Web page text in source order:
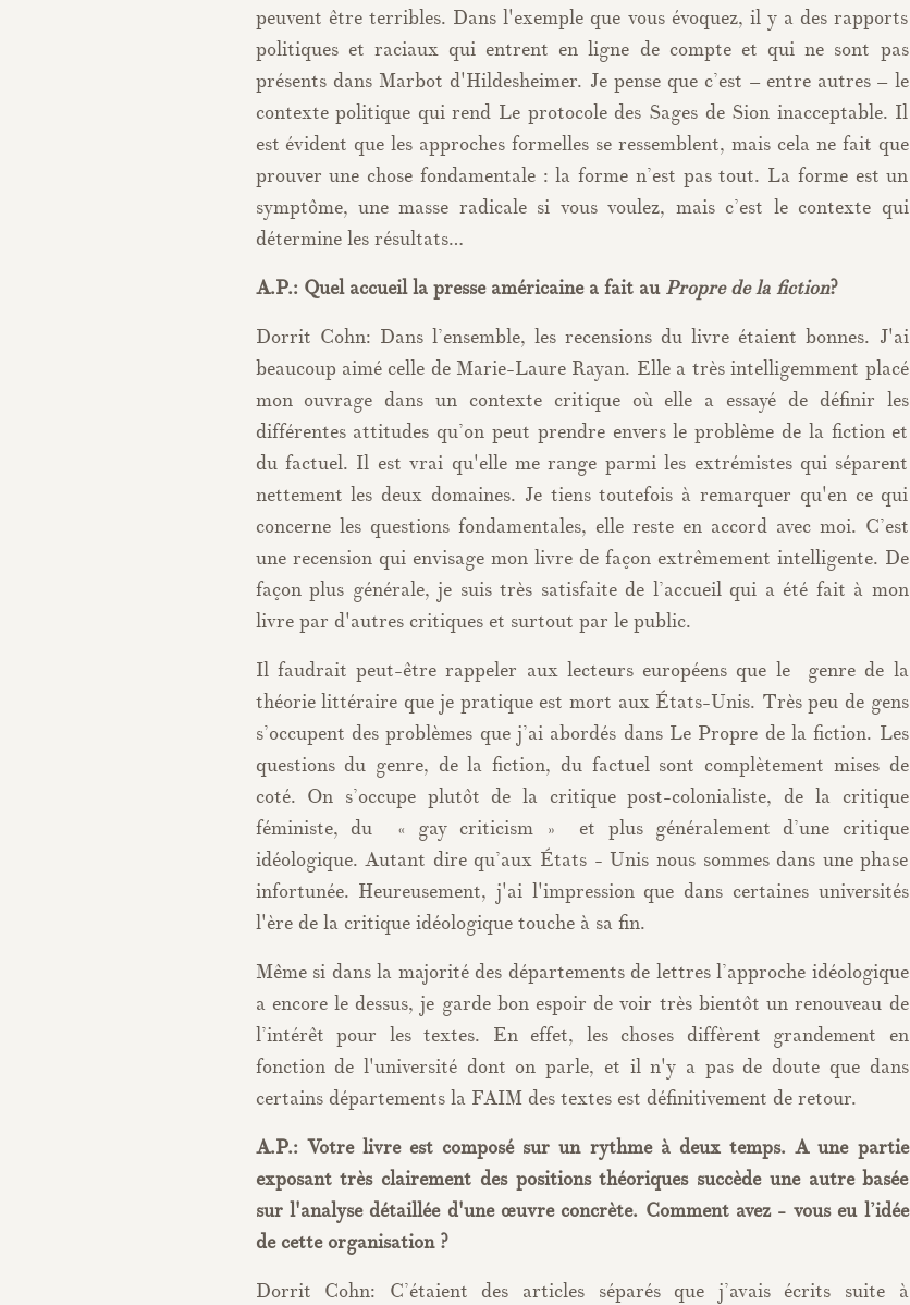
peuvent être terribles. Dans l'exemple que vous évoquez, il y a des rapports
politiques et raciaux qui entrent en ligne de compte et qui ne sont pas
présents dans Marbot d'Hildesheimer. Je pense que c’est – entre autres – le
contexte politique qui rend Le protocole des Sages de Sion inacceptable. Il
est évident que les approches formelles se ressemblent, mais cela ne fait que
prouver une chose fondamentale : la forme n’est pas tout. La forme est un
symptôme, une masse radicale si vous voulez, mais c’est le contexte qui
détermine les résultats…
A.P.: Quel accueil la presse américaine a fait au Propre de la fiction?
Dorrit Cohn: Dans l’ensemble, les recensions du livre étaient bonnes. J'ai
beaucoup aimé celle de Marie-Laure Rayan. Elle a très intelligemment placé
mon ouvrage dans un contexte critique où elle a essayé de définir les
différentes attitudes qu’on peut prendre envers le problème de la fiction et
du factuel. Il est vrai qu'elle me range parmi les extrémistes qui séparent
nettement les deux domaines. Je tiens toutefois à remarquer qu'en ce qui
concerne les questions fondamentales, elle reste en accord avec moi. C’est
une recension qui envisage mon livre de façon extrêmement intelligente. De
façon plus générale, je suis très satisfaite de l’accueil qui a été fait à mon
livre par d'autres critiques et surtout par le public.
Il faudrait peut-être rappeler aux lecteurs européens que le genre de la
théorie littéraire que je pratique est mort aux États-Unis. Très peu de gens
s’occupent des problèmes que j’ai abordés dans Le Propre de la fiction. Les
questions du genre, de la fiction, du factuel sont complètement mises de
coté. On s’occupe plutôt de la critique post-colonialiste, de la critique
féministe, du « gay criticism » et plus généralement d’une critique
idéologique. Autant dire qu’aux États - Unis nous sommes dans une phase
infortunée. Heureusement, j'ai l'impression que dans certaines universités
l'ère de la critique idéologique touche à sa fin.
Même si dans la majorité des départements de lettres l’approche idéologique
a encore le dessus, je garde bon espoir de voir très bientôt un renouveau de
l’intérêt pour les textes. En effet, les choses diffèrent grandement en
fonction de l'université dont on parle, et il n'y a pas de doute que dans
certains départements la FAIM des textes est définitivement de retour.
A.P.: Votre livre est composé sur un rythme à deux temps. A une partie
exposant très clairement des positions théoriques succède une autre basée
sur l'analyse détaillée d'une œuvre concrète. Comment avez - vous eu l’idée
de cette organisation ?
Dorrit Cohn: C’étaient des articles séparés que j’avais écrits suite à